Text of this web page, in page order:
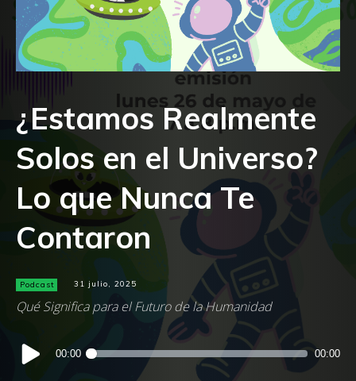
¿Estamos Realmente
Solos en el Universo?
Lo que Nunca Te
Contaron
Podcast 31 julio, 2025
Qué Significa para el Futuro de la Humanidad
Reproductor
de
00:00 00:00